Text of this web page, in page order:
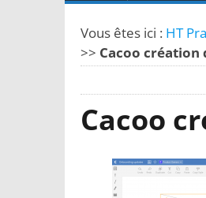
Vous êtes ici : HT
>> Cacoo création
Cacoo